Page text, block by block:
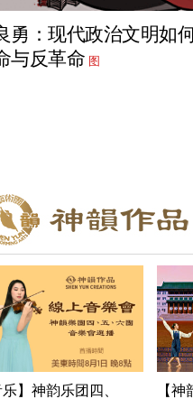
勇：现代政治文明如
与反革命 图
乐】神韵乐团四、
【